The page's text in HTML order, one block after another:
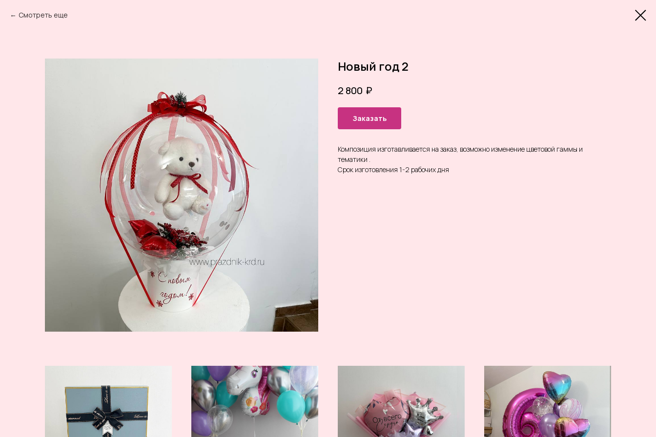
Смотреть еще
Новый год 2
2 800 ₽
Заказать
Композиция изготавливается на заказ, возможно изменение цветовой гаммы и
тематики .
Срок изготовления 1-2 рабочих дня